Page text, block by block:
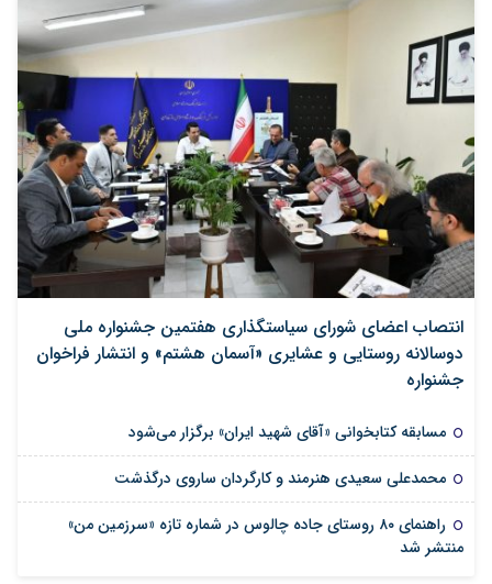
انتصاب اعضای شورای سیاستگذاری هفتمین جشنواره ملی
دوسالانه روستایی و عشایری «آسمان هشتم» و انتشار فراخوان
جشنواره
مسابقه کتابخوانی «آقای شهید ایران» برگزار می‌شود
محمدعلی سعیدی هنرمند و کارگردان ساروی درگذشت
راهنمای ۸۰ روستای جاده چالوس در شماره تازه «سرزمین من»
منتشر شد